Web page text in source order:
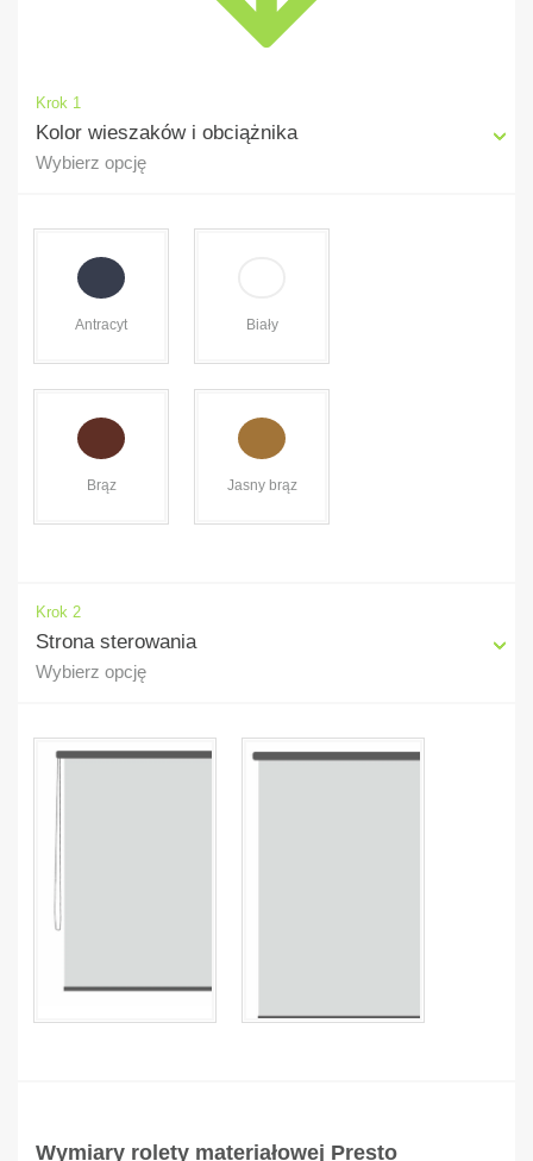
Krok 1
Kolor wieszaków i obciążnika
Wybierz opcję
Antracyt Biały
Brąz Jasny brąz
Krok 2
Strona sterowania
Wybierz opcję
Wymiary rolety materiałowej Presto